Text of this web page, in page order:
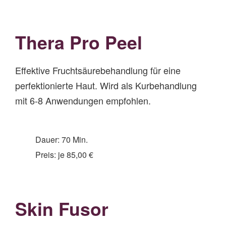
Thera Pro Peel
Effektive Fruchtsäurebehandlung für eine
perfektionierte Haut. Wird als Kurbehandlung
mit 6-8 Anwendungen empfohlen.
Dauer: 70 Min.
Preis: je 85,00 €
Skin Fusor